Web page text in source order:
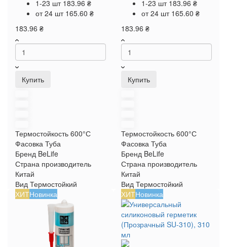
1-23 шт 183.96 ₴
от 24 шт 165.60 ₴
183.96 ₴
Купить
Термостойкость 600°С
Фасовка Туба
Бренд BeLife
Страна производитель
Китай
Вид Термостойкий
1-23 шт 183.96 ₴
от 24 шт 165.60 ₴
183.96 ₴
Купить
Термостойкость 600°С
Фасовка Туба
Бренд BeLife
Страна производитель
Китай
Вид Термостойкий
ХИТНовинка ХИТНовинка